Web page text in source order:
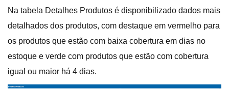
Na tabela Detalhes Produtos é disponibilizado dados mais
detalhados dos produtos, com destaque em vermelho para
os produtos que estão com baixa cobertura em dias no
estoque e verde com produtos que estão com cobertura
igual ou maior há 4 dias.